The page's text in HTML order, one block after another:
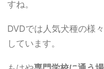
すね。
DVDでは人気犬種の様
しています。